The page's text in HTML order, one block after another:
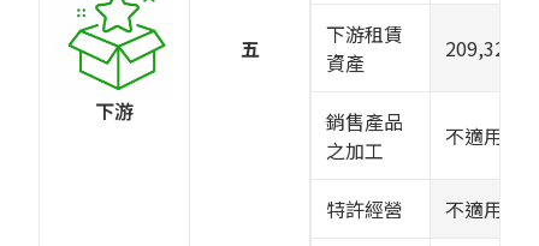
下游
五
下游租賃
資產
銷售產品
之加工
不適用
特許經營 不適用